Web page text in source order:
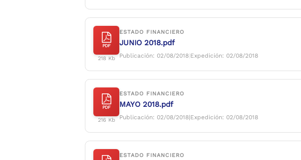
PDF
218 Kb
ESTADO FINANCIERO
JUNIO 2018.pdf
Publicación: 02/08/2018|Expedición: 02/08/2018
PDF
216 Kb
ESTADO FINANCIERO
MAYO 2018.pdf
Publicación: 02/08/2018|Expedición: 02/08/2018
ESTADO FINANCIERO